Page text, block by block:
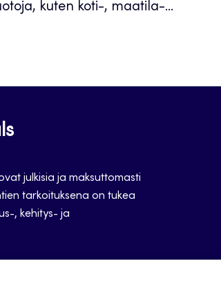
kuten koti-, maatila-...
julkisia ja maksuttomasti
tarkoituksena on tukea
, kehitys- ja